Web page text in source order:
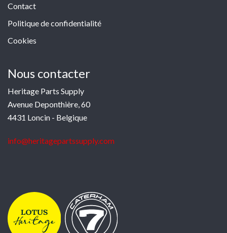
Contact
Politique de confidentialité
Cookies
Nous contacter
Heritage Parts Supply
Avenue Deponthière, 60
4431 Loncin - Belgique
info@heritagepartssupply.com